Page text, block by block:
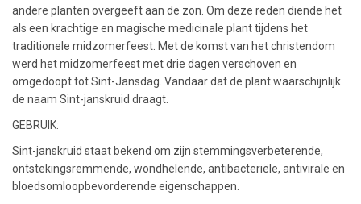
andere planten overgeeft aan de zon. Om deze reden diende het
als een krachtige en magische medicinale plant tijdens het
traditionele midzomerfeest. Met de komst van het christendom
werd het midzomerfeest met drie dagen verschoven en
omgedoopt tot Sint-Jansdag. Vandaar dat de plant waarschijnlijk
de naam Sint-janskruid draagt.
GEBRUIK:
Sint-janskruid staat bekend om zijn stemmingsverbeterende,
ontstekingsremmende, wondhelende, antibacteriële, antivirale en
bloedsomloopbevorderende eigenschappen.